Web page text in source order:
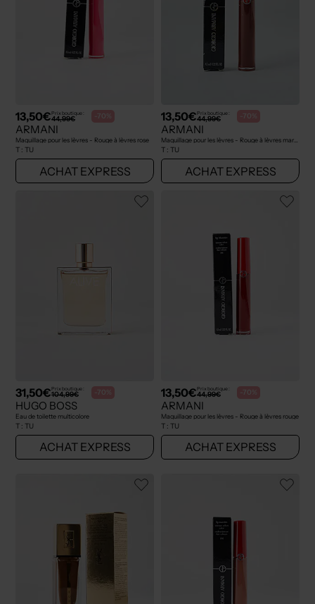
13,50€Prix boutique :
44,99€ -70%
ARMANI
Maquillage pour les lèvres - Rouge à lèvres rose
T : TU
ACHAT EXPRESS
13,50€Prix boutique :
44,99€ -70%
ARMANI
Maquillage pour les lèvres - Rouge à lèvres marron
T : TU
ACHAT EXPRESS
31,50€Prix boutique :
104,99€ -70%
HUGO BOSS
Eau de toilette multicolore
T : TU
ACHAT EXPRESS
13,50€Prix boutique :
44,99€ -70%
ARMANI
Maquillage pour les lèvres - Rouge à lèvres rouge
T : TU
ACHAT EXPRESS